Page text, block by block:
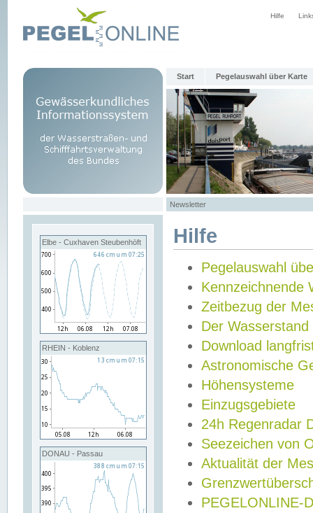
Hilfe
Start Pegelauswahl über Karte
Newsletter
Elbe - Cuxhaven Steubenhöft
RHEIN - Koblenz
DONAU - Passau
Hilfe
Pegelauswahl
Kennzeichnende
Zeitbezug der
Der Wasserstand
Download
Astronomische
Höhensysteme
Einzugsgebiete
24h Regenradar
Seezeichen von
Aktualität der
PEGELONLINE-